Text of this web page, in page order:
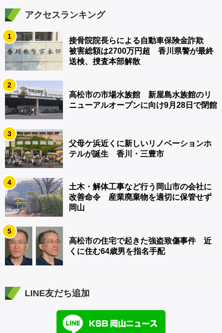
アクセスランキング
1
接骨院院長らによる自動車保険金詐欺
被害総額は2700万円超 香川県警が最終
送検、捜査本部解散
2
高松市の市場水族館 新屋島水族館のリ
ニューアルオープンに向け9月28日で閉館
3
父母ケ浜近くに新しいリノベーションホ
テルが誕生 香川・三豊市
4
土木・解体工事など行う岡山市の会社に
改善命令 産業廃棄物を適切に保管せず
岡山
5
高松市の住宅で起きた強盗致傷事件 近
くに住む64歳男を指名手配
LINE友だち追加